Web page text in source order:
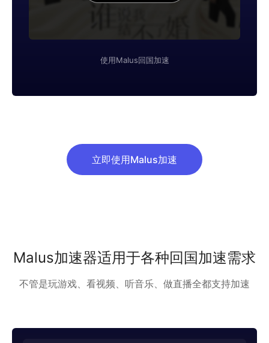
使用Malus回国加速
立即使用Malus加速
Malus加速器适用于各种回国加速需求
不管是玩游戏、看视频、听音乐、做直播全都支持加速